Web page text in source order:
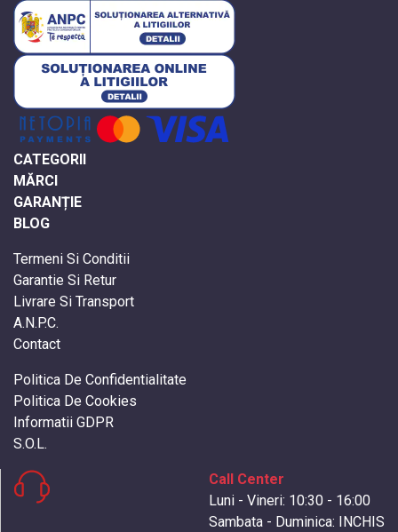
CATEGORII
MĂRCI
GARANȚIE
BLOG
Termeni Si Conditii
Garantie Si Retur
Livrare Si Transport
A.N.P.C.
Contact
Politica De Confidentialitate
Politica De Cookies
Informatii GDPR
S.O.L.
Call Center
Luni - Vineri: 10:30 - 16:00
Sambata - Duminica: INCHIS